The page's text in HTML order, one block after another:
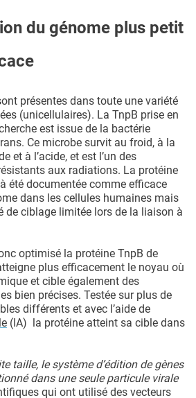
du génome plus petit
présentes dans toute une variété
(unicellulaires). La TnpB prise en
est issue de la bactérie
Ce microbe survit au froid, à la
et à l’acide, et est l’un des
aux radiations. La protéine
été documentée comme efficace
dans les cellules humaines mais
de ciblage limitée lors de la liaison à
optimisé la protéine TnpB de
plus efficacement le noyau où
et cible également des
bien précises. Testée sur plus de
différents et avec l’aide de
(IA) la protéine atteint sa cible dans
taille, le système d’édition de gènes
dans une seule particule virale
qui ont utilisé des vecteurs